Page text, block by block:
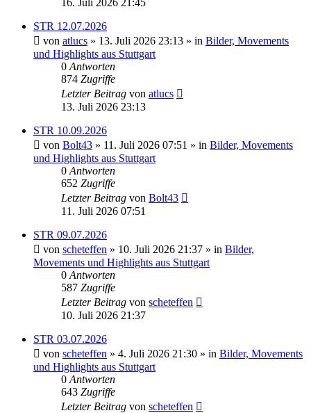
16. Juli 2026 21:45
STR 12.07.2026
von atlucs » 13. Juli 2026 23:13 » in Bilder, Movements
und Highlights aus Stuttgart
0 Antworten
874 Zugriffe
Letzter Beitrag von atlucs
13. Juli 2026 23:13
STR 10.09.2026
von Bolt43 » 11. Juli 2026 07:51 » in Bilder, Movements
und Highlights aus Stuttgart
0 Antworten
652 Zugriffe
Letzter Beitrag von Bolt43
11. Juli 2026 07:51
STR 09.07.2026
von scheteffen » 10. Juli 2026 21:37 » in Bilder,
Movements und Highlights aus Stuttgart
0 Antworten
587 Zugriffe
Letzter Beitrag von scheteffen
10. Juli 2026 21:37
STR 03.07.2026
von scheteffen » 4. Juli 2026 21:30 » in Bilder, Movements
und Highlights aus Stuttgart
0 Antworten
643 Zugriffe
Letzter Beitrag von scheteffen